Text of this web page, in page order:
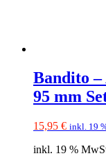
Bandito
95 mm
15,95 € inkl. 19
inkl. 19 %